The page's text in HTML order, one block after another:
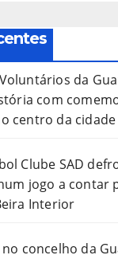
da
com
centro da cidade
Clube SAD
jogo a contar
Interior
no concelho da